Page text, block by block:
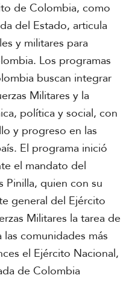
de Colombia, como
del Estado, articula
y militares para
Los programas
buscan integrar
Militares y la
política y social, con
y progreso en las
El programa inició
el mandato del
Pinilla, quien con su
general del Ejército
Militares la tarea de
comunidades más
el Ejército Nacional,
de Colombia